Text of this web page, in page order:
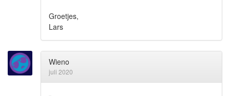
Groetjes,
Lars
Wieno
juli 2020